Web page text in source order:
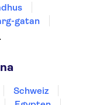
gatan
Schweiz